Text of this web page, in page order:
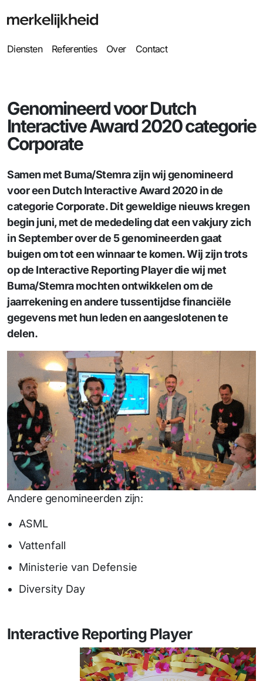
Diensten Referenties Over Contact
Genomineerd voor Dutch
Interactive Award 2020 categorie
Corporate
Samen met Buma/Stemra zijn wij genomineerd
voor een Dutch Interactive Award 2020 in de
categorie Corporate. Dit geweldige nieuws kregen
begin juni, met de mededeling dat een vakjury zich
in September over de 5 genomineerden gaat
buigen om tot een winnaar te komen. Wij zijn trots
op de Interactive Reporting Player die wij met
Buma/Stemra mochten ontwikkelen om de
jaarrekening en andere tussentijdse financiële
gegevens met hun leden en aangeslotenen te
delen.
Andere genomineerden zijn:
ASML
Vattenfall
Ministerie van Defensie
Diversity Day
Interactive Reporting Player